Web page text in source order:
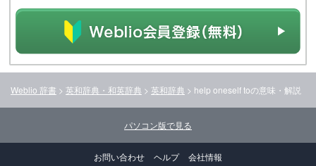
Weblio 辞書 > 英和辞典・和英辞典 > 英和辞典 > help oneself toの意味・解説
パソコン版で見る
お問い合わせ ヘルプ 会社情報